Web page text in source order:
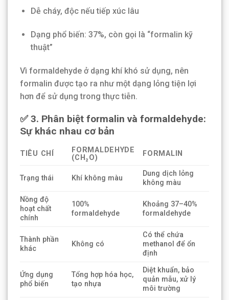
Dễ cháy, độc nếu tiếp xúc lâu
Dạng phổ biến: 37%, còn gọi là “formalin kỹ
thuật”
Vì formaldehyde ở dạng khí khó sử dụng, nên
formalin được tạo ra như một dạng lỏng tiện lợi
hơn để sử dụng trong thực tiễn.
✅ 3. Phân biệt formalin và formaldehyde:
Sự khác nhau cơ bản
TIÊU CHÍ
FORMALDEHYDE
(CH₂O)
FORMALIN
Trạng thái Khí không màu
Dung dịch lỏng
không màu
Nồng độ
hoạt chất
chính
100%
formaldehyde
Khoảng 37–40%
formaldehyde
Thành phần
khác
Không có
Có thể chứa
methanol để ổn
định
Ứng dụng
phổ biến
Tổng hợp hóa học,
tạo nhựa
Diệt khuẩn, bảo
quản mẫu, xử lý
môi trường